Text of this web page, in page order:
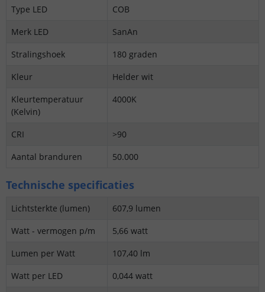
Type LED
COB
Merk LED
SanAn
Stralingshoek
180 graden
Kleur
Helder wit
Kleurtemperatuur
(Kelvin)
4000K
CRI
>90
Aantal branduren
50.000
Technische specificaties
Lichtsterkte (lumen)
607,9 lumen
Watt - vermogen p/m
5,66 watt
Lumen per Watt
107,40 lm
Watt per LED
0,044 watt